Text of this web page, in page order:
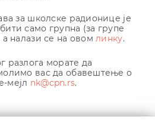
за школске радионице је
само групна (за групе
налази се на овомлинку.
разлога морате да
вас да обавештење о
мејл nk@cpn.rs.